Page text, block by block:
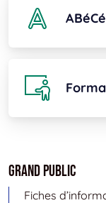
Grand public
Fiches